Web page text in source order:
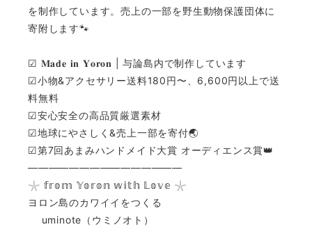
を制作しています。売上の一部を野生動物保護団体に
寄附します🐾
☑︎ 𝐌𝐚𝐝𝐞 𝐢𝐧 𝐘𝐨𝐫𝐨𝐧 | 与論島内で制作しています
☑︎小物&アクセサリー送料180円〜、6,600円以上で送
料無料
☑︎安心安全の高品質厳選素材
☑︎地球にやさしく&売上一部を寄付🌏
☑︎第7回あまみハンドメイド大賞 オーディエンス賞👑
———————————————
𓇼 𝕗𝕣𝕠𝕞 𝕐𝕠𝕣𝕠𝕟 𝕨𝕚𝕥𝕙 𝕃𝕠𝕧𝕖 𓇼
ヨロン島のカワイイをつくる
uminote（ウミノオト）